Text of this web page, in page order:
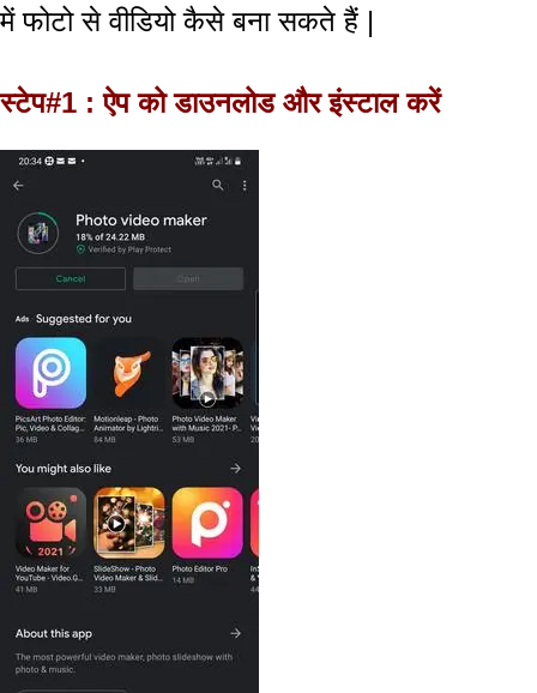
में फोटो से वीडियो कैसे बना सकते हैं |
स्टेप#1 : ऐप को डाउनलोड और इंस्टाल करें